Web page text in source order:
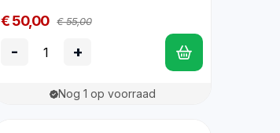
€ 50,00 € 55,00
- +
Nog 1 op voorraad